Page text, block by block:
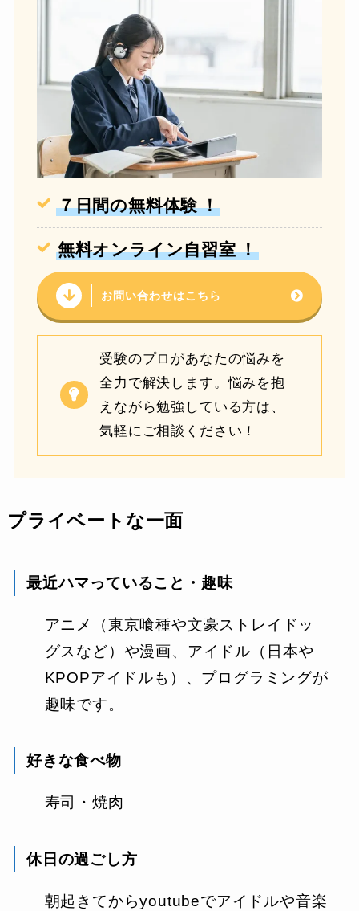
７日間の無料体験！
無料オンライン自習室！
お問い合わせはこちら
受験のプロがあなたの悩みを
全力で解決します。悩みを抱
えながら勉強している方は、
気軽にご相談ください！
プライベートな一面
最近ハマっていること ・趣味
アニメ（東京喰種や文豪ストレイドッ
グスなど）や漫画、アイドル（日本や
KPOPアイドルも）、プログラミングが
趣味です。
好きな食べ物
寿司・焼肉
休日の過ごし方
朝起きてからyoutubeでアイドルや音楽